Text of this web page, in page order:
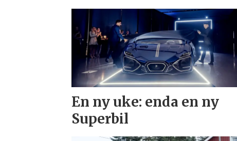
En ny uke: enda en ny
Superbil